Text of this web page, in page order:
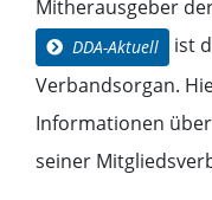
Mitherausgeber
DDA-Aktuell
ist
Verbandsorgan.
Informationen
seiner